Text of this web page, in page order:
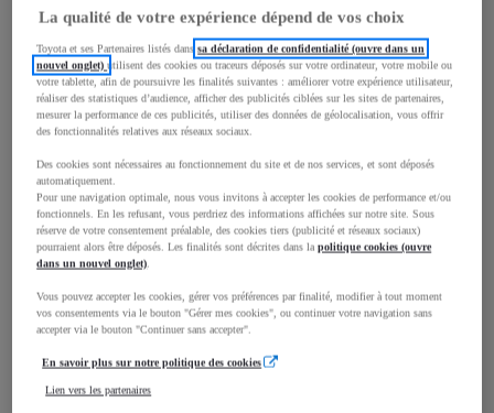
Longueur
4 186 mm
Hauteur
1 537
Largeur
1 805mm
Consommation mixte
Émissions CO2
La qualité de votre expérience dépend de vos choix
Toyota et ses Partenaires listés danssa déclaration de confidentialité (ouvre dans un
nouvel onglet)utilisent des cookies ou traceurs déposés sur votre ordinateur, votre mobile ou
votre tablette, afin de poursuivre les finalités suivantes : améliorer votre expérience utilisateur,
réaliser des statistiques d’audience, afficher des publicités ciblées sur les sites de partenaires,
mesurer la performance de ces publicités, utiliser des données de géolocalisation, vous offrir
des fonctionnalités relatives aux réseaux sociaux.
Des cookies sont nécessaires au fonctionnement du site et de nos services, et sont déposés
automatiquement.
Pour une navigation optimale, nous vous invitons à accepter les cookies de performance et/ou
fonctionnels. En les refusant, vous perdriez des informations affichées sur notre site. Sous
réserve de votre consentement préalable, des cookies tiers (publicité et réseaux sociaux)
pourraient alors être déposés. Les finalités sont décrites dans lapolitique cookies (ouvre
dans un nouvel onglet).
Vous pouvez accepter les cookies, gérer vos préférences par finalité, modifier à tout moment
vos consentements via le bouton "Gérer mes cookies", ou continuer votre navigation sans
accepter via le bouton "Continuer sans accepter".
En savoir plus sur notre politique des cookies
Lien vers les partenaires